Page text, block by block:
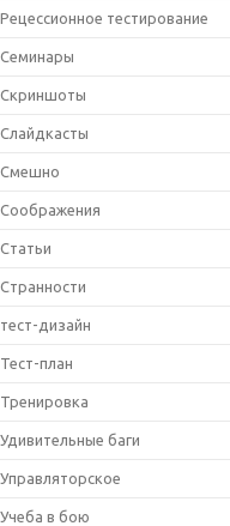
Рецессионное тестирование
Семинары
Скриншоты
Слайдкасты
Смешно
Соображения
Статьи
Странности
тест-дизайн
Тест-план
Тренировка
Удивительные баги
Управляторское
Учеба в бою